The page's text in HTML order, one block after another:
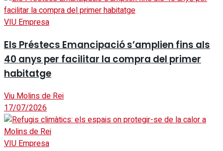
VIU Empresa
Els Préstecs Emancipació s’amplien fins als
40 anys per facilitar la compra del primer
habitatge
Viu Molins de Rei
17/07/2026
VIU Empresa